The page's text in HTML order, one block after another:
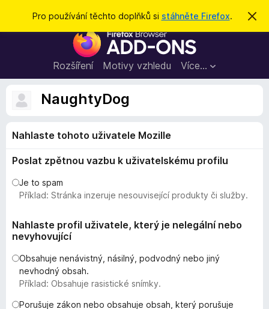
Pro používání těchto doplňků si stáhněte Firefox.
S
r
D
o
p
l
d
p
o
l
e
č
Rozšíření Motivy vzhledu Více…
Přihlásit se
NaughtyDog
Nahlaste tohoto uživatele Mozille
Poslat zpětnou vazbu k uživatelskému profilu
Je to spam
Příklad: Stránka inzeruje nesouvisející produkty či služby.
Nahlaste profil uživatele, který je nelegální nebo
nevyhovující
Obsahuje nenávistný, násilný, podvodný nebo jiný
nevhodný obsah.
Příklad: Obsahuje rasistické snímky.
Porušuje zákon nebo obsahuje obsah, který porušuje